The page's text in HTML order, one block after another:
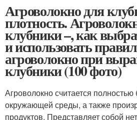
Агроволокно для
плотность.
клубники –, как
и использовать
агроволокно при
клубники (100 фото)
Агроволокно считается
окружающей среды, а также
продуктов. Представляет собой